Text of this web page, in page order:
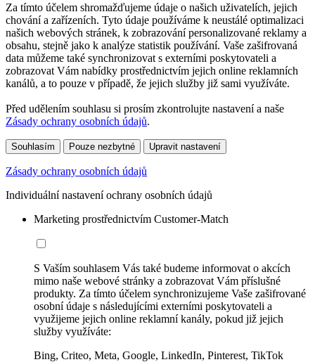
Za tímto účelem shromažďujeme údaje o našich uživatelích, jejich
chování a zařízeních. Tyto údaje používáme k neustálé optimalizaci
našich webových stránek, k zobrazování personalizované reklamy a
obsahu, stejně jako k analýze statistik používání. Vaše zašifrovaná
data můžeme také synchronizovat s externími poskytovateli a
zobrazovat Vám nabídky prostřednictvím jejich online reklamních
kanálů, a to pouze v případě, že jejich služby již sami využíváte.
Před udělením souhlasu si prosím zkontrolujte nastavení a naše
Zásady ochrany osobních údajů.
Souhlasím Pouze nezbytné Upravit nastavení
Zásady ochrany osobních údajů
Individuální nastavení ochrany osobních údajů
Marketing prostřednictvím Customer-Match
S Vaším souhlasem Vás také budeme informovat o akcích
mimo naše webové stránky a zobrazovat Vám příslušné
produkty. Za tímto účelem synchronizujeme Vaše zašifrované
osobní údaje s následujícími externími poskytovateli a
využijeme jejich online reklamní kanály, pokud již jejich
služby využíváte:
Bing, Criteo, Meta, Google, LinkedIn, Pinterest, TikTok